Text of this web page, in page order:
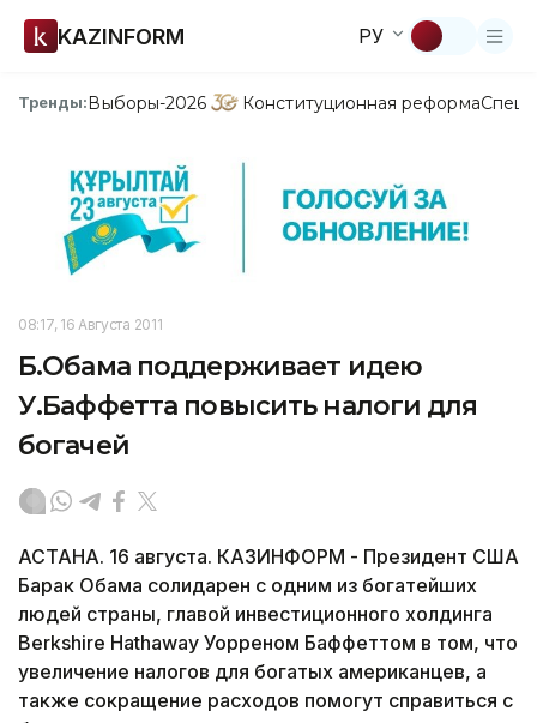
KAZINFORM РУ
Тренды:Выборы-2026 Конституционная реформа
08:17, 16 Августа 2011
Б.Обама поддерживает идею
У.Баффетта повысить налоги для
богачей
АСТАНА. 16 августа. КАЗИНФОРМ - Президент США
Барак Обама солидарен с одним из богатейших
людей страны, главой инвестиционного холдинга
Berkshire Hathaway Уорреном Баффеттом в том, что
увеличение налогов для богатых американцев, а
также сокращение расходов помогут справиться с